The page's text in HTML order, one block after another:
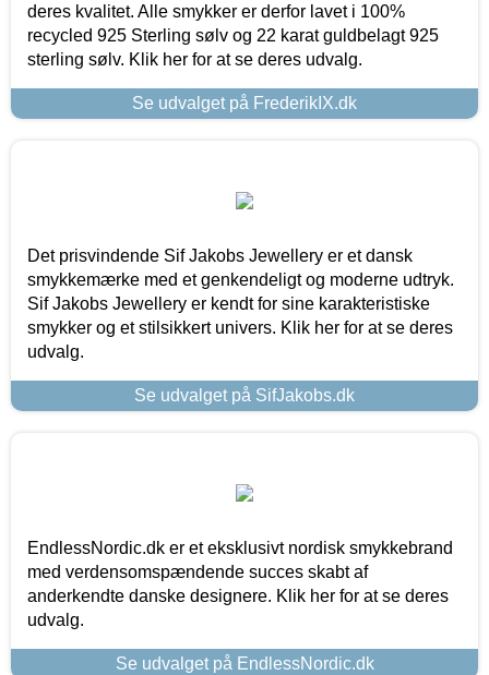
deres kvalitet. Alle smykker er derfor lavet i 100%
recycled 925 Sterling sølv og 22 karat guldbelagt 925
sterling sølv. Klik her for at se deres udvalg.
Se udvalget på FrederikIX.dk
Det prisvindende Sif Jakobs Jewellery er et dansk
smykkemærke med et genkendeligt og moderne udtryk.
Sif Jakobs Jewellery er kendt for sine karakteristiske
smykker og et stilsikkert univers. Klik her for at se deres
udvalg.
Se udvalget på SifJakobs.dk
EndlessNordic.dk er et eksklusivt nordisk smykkebrand
med verdensomspændende succes skabt af
anderkendte danske designere. Klik her for at se deres
udvalg.
Se udvalget på EndlessNordic.dk